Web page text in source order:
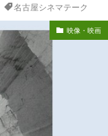
名古屋シネマテーク
映像・映画